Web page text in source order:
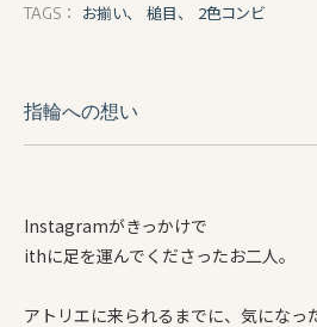
TAGS： お揃い、 槌目、 2色コンビ
指輪への想い
Instagramがきっかけで
ithに足を運んでくださったお二人。
アトリエに来られるまでに、気になっ